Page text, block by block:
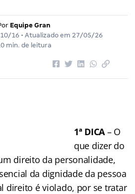
Equipe Gran
16 • Atualizado em 27/05/26
min. de leitura
1ª DICA– O
que dizer do
direito da personalidade,
da dignidade da pessoa
direito é violado, por se tratar